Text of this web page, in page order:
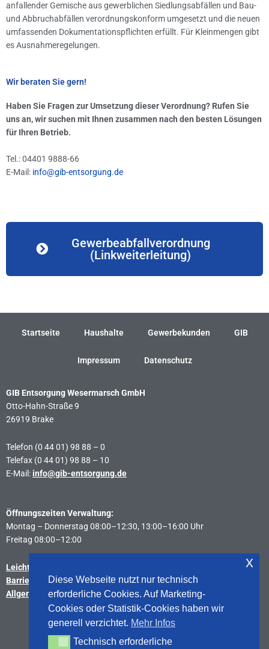
anfallender Gemische aus gewerblichen Siedlungsabfällen und Bau-
und Abbruchabfällen verordnungskonform umgesetzt und die neuen
umfassenden Dokumentationspflichten erfüllt. Für Kleinmengen gibt
es Ausnahmeregelungen.
Wir beraten Sie gern!
Haben Sie Fragen zur Umsetzung dieser Verordnung? Rufen Sie
uns an, wir suchen mit Ihnen zusammen nach den besten Lösungen
für Ihren Betrieb.
Tel.: 04401 9888-66
E-Mail: info@gib-entsorgung.de
Gewerbeabfallverordnung
(Linkweiterleitung)
Startseite Haushalte Gewerbekunden GIB
Impressum Datenschutz
GIB Entsorgung Wesermarsch GmbH
Otto-Hahn-Straße 9
26919 Brake
Telefon (0 44 01) 98 88 – 0
Telefax (0 44 01) 98 88 – 10
E-Mail: info@gib-entsorgung.de
Öffnungszeiten Verwaltung:
Montag – Donnerstag 08:00–12:30, 13:00–16:00 Uhr
Freitag 08:00–12:00
Leichte Sprache
Barrierefreiheitserklärung
Allgemeine Geschäftsbedingungen
Diese Webseite nutzt nur technisch
erforderliche Cookies. Auf Marketing-
Cookies oder Statistik-Cookies haben wir
generell verzichtet. Mehr Infos
Technisch erforderliche
Technisch erforderliche
x